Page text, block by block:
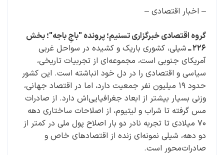
– اخبار اقتصادی –
گروه اقتصادی خبرگزاری تسنیم؛ پرونده "باجِ باجه"؛ بخش
۲۲۶ ــ شیلی، کشوری باریک و کشیده در سواحل غربی
آمریکای جنوبی است، مجموعه‌ای از تجربیات تاریخی،
سیاسی و اقتصادی را در دل خود انباشته است. این کشور
حدود ۱۹ میلیون نفر جمعیت دارد، اما در اقتصاد جهانی،
وزنی بسیار بیشتر از ابعاد جغرافیایی‌اش دارد. از صادرات
مس گرفته تا شراب و لیتیوم، از اصلاحات ساختاری دهه
۷۰ میلادی تا تجربه نادر دو بار اصلاح پول ملی در کمتر از
دو دهه، شیلی نمونه‌ای زنده از اقتصادهای خاص و
صادرات‌محور است.